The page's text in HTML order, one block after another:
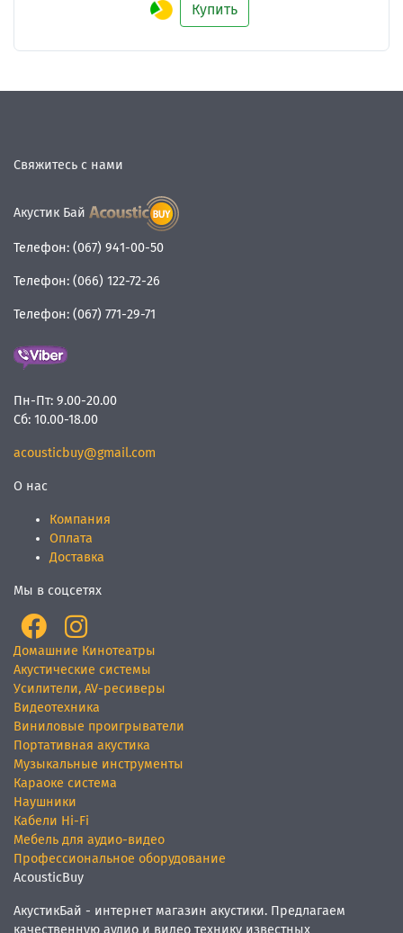
Купить
Свяжитесь с нами
Акустик Бай
Телефон: (067) 941-00-50
Телефон: (066) 122-72-26
Телефон: (067) 771-29-71
Пн-Пт: 9.00-20.00
Сб: 10.00-18.00
acousticbuy@gmail.com
О нас
Компания
Оплата
Доставка
Мы в соцсетях
Домашние Кинотеатры
Акустические системы
Усилители, AV-ресиверы
Видеотехника
Виниловые проигрыватели
Портативная акустика
Музыкальные инструменты
Караоке система
Наушники
Кабели Hi-Fi
Мебель для аудио-видео
Профессиональное оборудование
AcousticBuy
АкустикБай - интернет магазин акустики. Предлагаем